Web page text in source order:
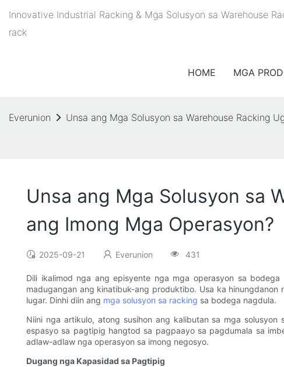
Innovative Industrial Racking & Mga Solusyon sa Warehouse
rack
HOME MGA
Everunion Unsa ang Mga Solusyon sa Warehouse Racking
Unsa ang Mga Solusyon sa
ang Imong Mga Operasyon?
2025-09-21 Everunion 431
Dili ikalimod nga ang episyente nga mga operasyon sa
madugangan ang kinatibuk-ang produktibo. Usa ka
lugar. Dinhi diin ang mga solusyon sa racking sa bodega nagdula.
Niini nga artikulo, atong susihon ang kalibutan sa mga
espasyo sa pagtipig hangtod sa pagpaayo sa pagdumala sa
adlaw-adlaw nga operasyon sa imong negosyo.
Dugang nga Kapasidad sa Pagtipig